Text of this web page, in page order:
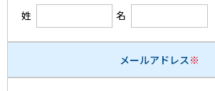
姓 名
メールアドレス ※